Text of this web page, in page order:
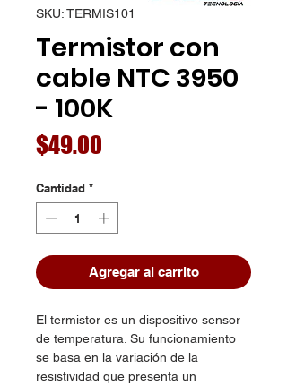
SKU: TERMIS101
Termistor con
cable NTC 3950
- 100K
$49.00
Cantidad *
Agregar al carrito
El termistor es un dispositivo sensor
de temperatura. Su funcionamiento
se basa en la variación de la
resistividad que presenta un